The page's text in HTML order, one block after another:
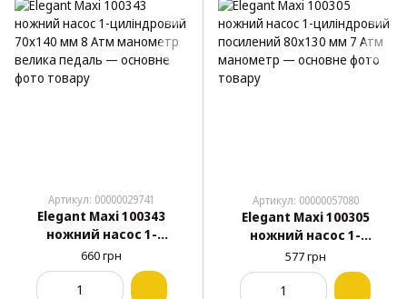
Артикул: 00000029741
Elegant Maxi 100343
ножний насос 1-
циліндровий 70x140 мм 8
Атм манометр велика
педаль
660 грн
Артикул: 00000057080
Elegant Maxi 100305
ножний насос 1-
циліндровий посилений
80x130 мм 7 Атм
манометр
577 грн